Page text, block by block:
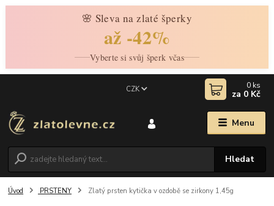
🌸 Sleva na zlaté šperky
až -42%
Vyberte si svůj šperk včas
Menu
CZK
Hledat
0 ks
za 0 Kč
Úvod PRSTENY Zlatý prsten kytička v ozdobě se zirkony 1,45g